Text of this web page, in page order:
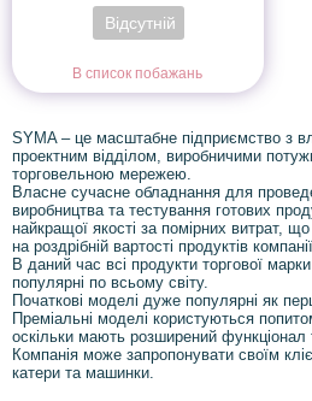
Відсутній
В список побажань
SYMA – це масштабне підприємство з
проектним відділом, виробничими
торговельною мережею.
Власне сучасне обладнання для
виробництва та тестування готових
найкращої якості за помірних витрат,
на роздрібній вартості продуктів
В даний час всі продукти торгової
популярні по всьому світу.
Початкові моделі дуже популярні як
Преміальні моделі користуються
оскільки мають розширений функціонал
Компанія може запропонувати своїм
катери та машинки.